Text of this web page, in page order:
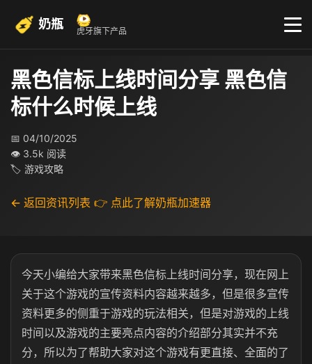
奶瓶 虎牙旗下产品
黑色信标上线时间分享 黑色信
标什么时候上线
📅 04/10/2025
👁 3.5k 阅读
🏷 游戏攻略
← 返回资讯列表 👉 点此了解奶瓶加速器
今天小编给大家带来黑色信标上线时间分享，现在网上
关于这个游戏的宣传资料内容越来越多，但是很多宣传
资料更多的侧重于游戏的玩法相关，但是对游戏的上线
时间以及游戏的主要亮点内容的介绍部分其实并不充
分，所以为了帮助大家对这个游戏有更直接、全面的了